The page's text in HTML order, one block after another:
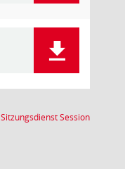
SitzungsdienstSession(Wird in